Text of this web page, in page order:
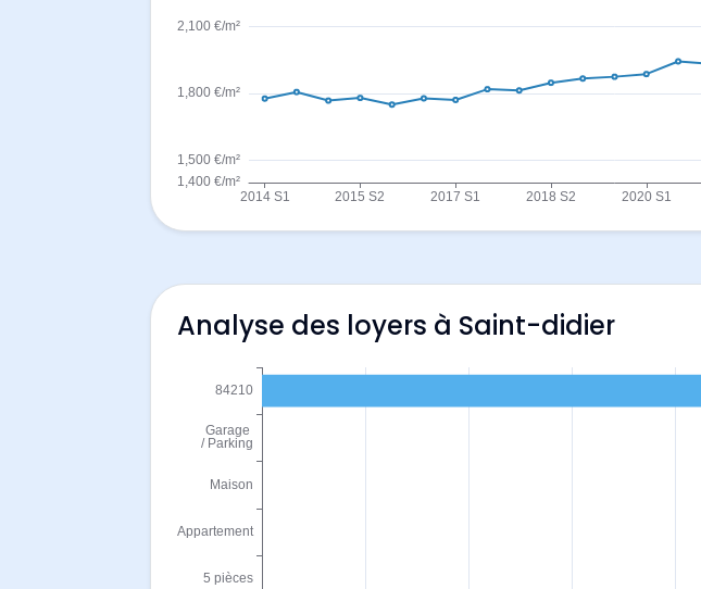
Analyse des loyers à Saint-didier